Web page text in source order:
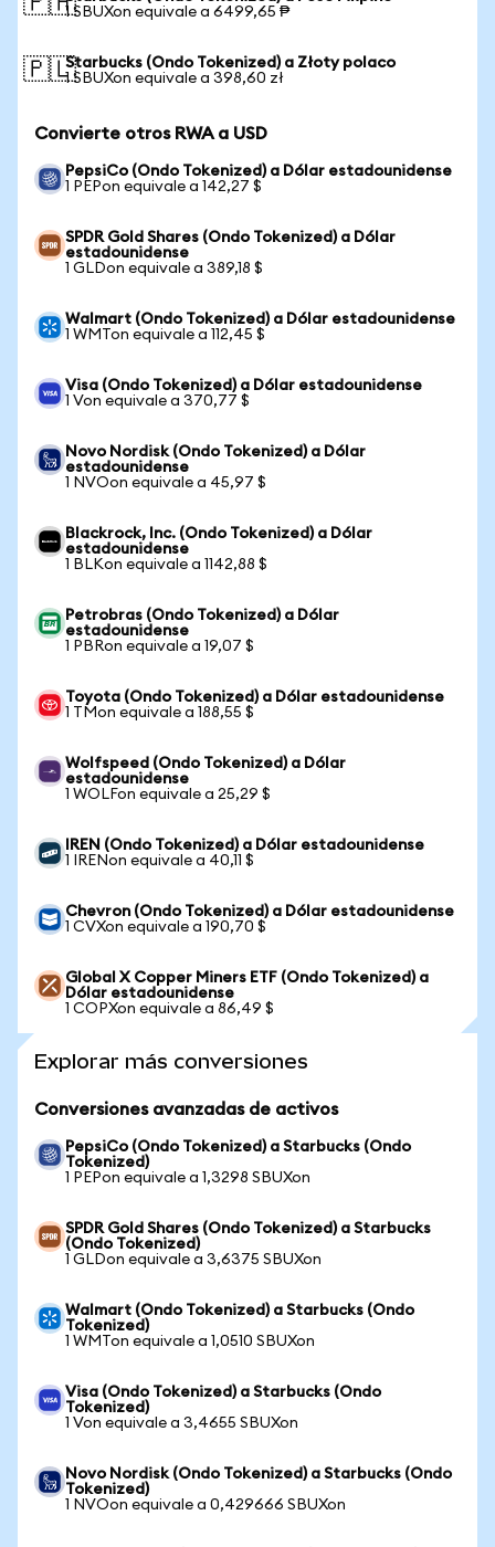
1 SBUXon equivale a 6499,65 ₱
🇵🇱Starbucks (Ondo Tokenized) a Złoty polaco
1 SBUXon equivale a 398,60 zł
Convierte otros RWA a USD
PepsiCo (Ondo Tokenized) a Dólar estadounidense
1 PEPon equivale a 142,27 $
SPDR Gold Shares (Ondo Tokenized) a Dólar
estadounidense
1 GLDon equivale a 389,18 $
Walmart (Ondo Tokenized) a Dólar estadounidense
1 WMTon equivale a 112,45 $
Visa (Ondo Tokenized) a Dólar estadounidense
1 Von equivale a 370,77 $
Novo Nordisk (Ondo Tokenized) a Dólar
estadounidense
1 NVOon equivale a 45,97 $
Blackrock, Inc. (Ondo Tokenized) a Dólar
estadounidense
1 BLKon equivale a 1142,88 $
Petrobras (Ondo Tokenized) a Dólar
estadounidense
1 PBRon equivale a 19,07 $
Toyota (Ondo Tokenized) a Dólar estadounidense
1 TMon equivale a 188,55 $
Wolfspeed (Ondo Tokenized) a Dólar
estadounidense
1 WOLFon equivale a 25,29 $
IREN (Ondo Tokenized) a Dólar estadounidense
1 IRENon equivale a 40,11 $
Chevron (Ondo Tokenized) a Dólar estadounidense
1 CVXon equivale a 190,70 $
Global X Copper Miners ETF (Ondo Tokenized) a
Dólar estadounidense
1 COPXon equivale a 86,49 $
Explorar más conversiones
Conversiones avanzadas de activos
PepsiCo (Ondo Tokenized) a Starbucks (Ondo
Tokenized)
1 PEPon equivale a 1,3298 SBUXon
SPDR Gold Shares (Ondo Tokenized) a Starbucks
(Ondo Tokenized)
1 GLDon equivale a 3,6375 SBUXon
Walmart (Ondo Tokenized) a Starbucks (Ondo
Tokenized)
1 WMTon equivale a 1,0510 SBUXon
Visa (Ondo Tokenized) a Starbucks (Ondo
Tokenized)
1 Von equivale a 3,4655 SBUXon
Novo Nordisk (Ondo Tokenized) a Starbucks (Ondo
Tokenized)
1 NVOon equivale a 0,429666 SBUXon